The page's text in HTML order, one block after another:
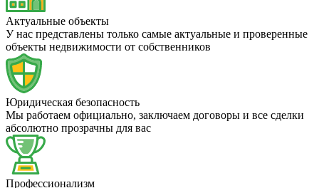
Актуальные объекты
У нас представлены только самые актуальные и проверенные
объекты недвижимости от собственников
Юридическая безопасность
Мы работаем официально, заключаем договоры и все сделки
абсолютно прозрачны для вас
Профессионализм